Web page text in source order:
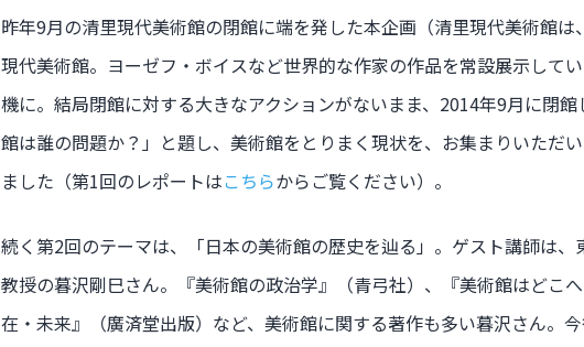
昨年9月の清里現代美術館の閉館に端を発した本企画（清里現代美術館
現代美術館。ヨーゼフ・ボイスなど世界的な作家の作品を常設展示して
機に。結局閉館に対する大きなアクションがないまま、2014年9月に閉
館は誰の問題か？」と題し、美術館をとりまく現状を、お集まりいただ
ました（第1回のレポートはこちらからご覧ください）。
続く第2回のテーマは、「日本の美術館の歴史を辿る」。ゲスト講師は
教授の暮沢剛巳さん。『美術館の政治学』（青弓社）、『美術館はどこ
在・未来』（廣済堂出版）など、美術館に関する著作も多い暮沢さん。